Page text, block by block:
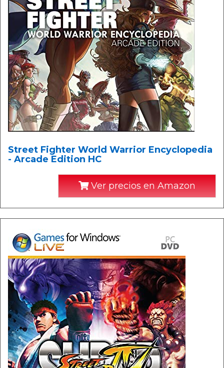
Street Fighter World Warrior Encyclopedia
- Arcade Edition HC
Ver precios en Amazon